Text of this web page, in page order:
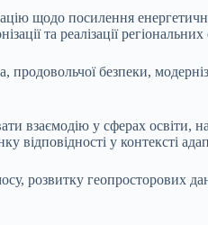
щодо посилення
та реалізації
продовольчої безпеки,
взаємодію у сферах освіти,
відповідності у контексті
розвитку